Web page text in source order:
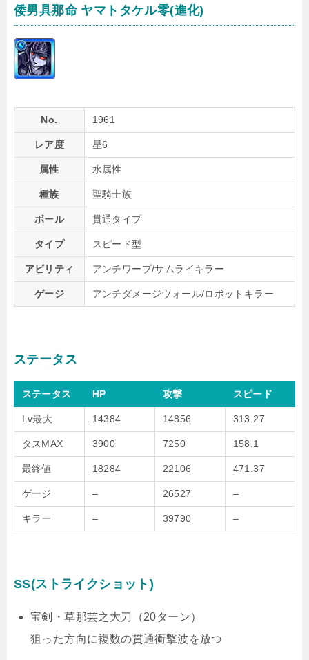
倭男具那命 ヤマトタケル零(進化)
No. 1961
レア度 星6
属性 水属性
種族 聖騎士族
ボール 貫通タイプ
タイプ スピード型
アビリティ アンチワープ/サムライキラー
ゲージ アンチダメージウォール/ロボットキラー
ステータス
ステータス HP 攻撃 スピード
Lv最大 14384 14856 313.27
タスMAX 3900 7250 158.1
最終値 18284 22106 471.37
ゲージ – 26527 –
キラー – 39790 –
SS(ストライクショット)
宝剣・草那芸之大刀（20ターン）
狙った方向に複数の貫通衝撃波を放つ